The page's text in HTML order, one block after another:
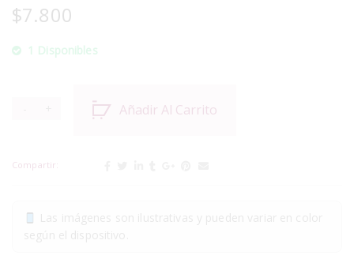
$7.800
1 Disponibles
Añadir Al Carrito
Compartir: